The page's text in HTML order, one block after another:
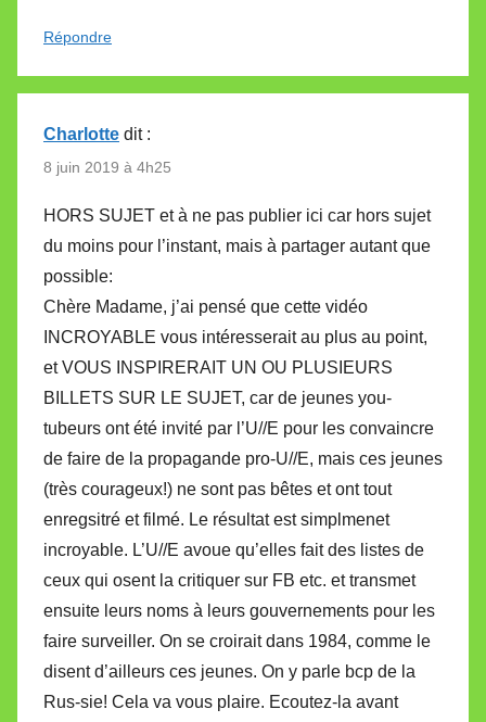
Répondre
Charlotte dit :
8 juin 2019 à 4h25
HORS SUJET et à ne pas publier ici car hors sujet
du moins pour l’instant, mais à partager autant que
possible:
Chère Madame, j’ai pensé que cette vidéo
INCROYABLE vous intéresserait au plus au point,
et VOUS INSPIRERAIT UN OU PLUSIEURS
BILLETS SUR LE SUJET, car de jeunes you-
tubeurs ont été invité par l’U//E pour les convaincre
de faire de la propagande pro-U//E, mais ces jeunes
(très courageux!) ne sont pas bêtes et ont tout
enregsitré et filmé. Le résultat est simplmenet
incroyable. L’U//E avoue qu’elles fait des listes de
ceux qui osent la critiquer sur FB etc. et transmet
ensuite leurs noms à leurs gouvernements pour les
faire surveiller. On se croirait dans 1984, comme le
disent d’ailleurs ces jeunes. On y parle bcp de la
Rus-sie! Cela va vous plaire. Ecoutez-la avant